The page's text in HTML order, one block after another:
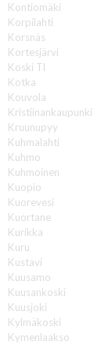
Kontiomäki
Korpilahti
Korsnäs
Kortesjärvi
Koski Tl
Kotka
Kouvola
Kristiinankaupunki
Kruunupyy
Kuhmalahti
Kuhmo
Kuhmoinen
Kuopio
Kuorevesi
Kuortane
Kurikka
Kuru
Kustavi
Kuusamo
Kuusankoski
Kuusjoki
Kylmäkoski
Kymenlaakso